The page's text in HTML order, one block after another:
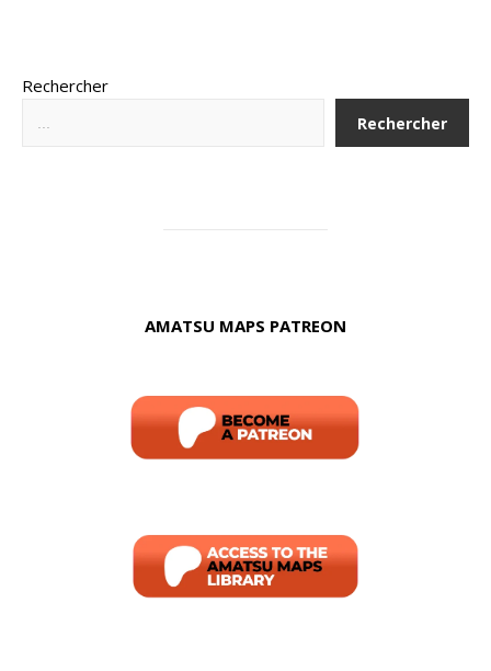
Rechercher
Rechercher
AMATSU MAPS PATREON